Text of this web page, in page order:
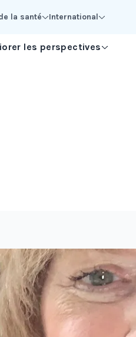
la santé International
les perspectives